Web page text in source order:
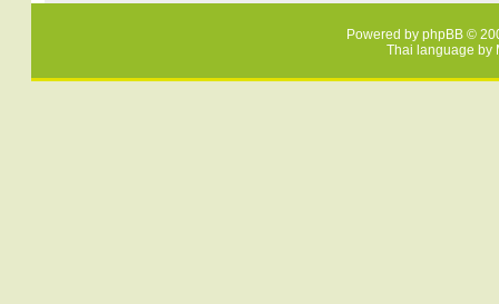
Powered by phpBB ©
Thai language by